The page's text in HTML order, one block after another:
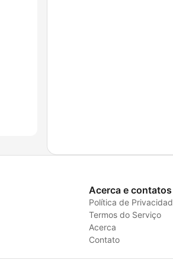
Acerca e contatos
Política de
Termos do Serviço
Acerca
Contato